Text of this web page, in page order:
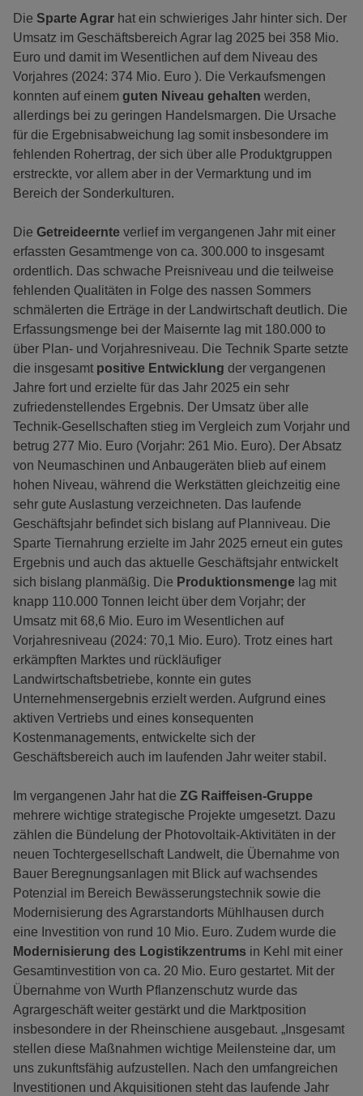
Die Sparte Agrar hat ein schwieriges Jahr hinter sich. Der
Umsatz im Geschäftsbereich Agrar lag 2025 bei 358 Mio.
Euro und damit im Wesentlichen auf dem Niveau des
Vorjahres (2024: 374 Mio. Euro ). Die Verkaufsmengen
konnten auf einem guten Niveau gehalten werden,
allerdings bei zu geringen Handelsmargen. Die Ursache
für die Ergebnisabweichung lag somit insbesondere im
fehlenden Rohertrag, der sich über alle Produktgruppen
erstreckte, vor allem aber in der Vermarktung und im
Bereich der Sonderkulturen.
Die Getreideernte verlief im vergangenen Jahr mit einer
erfassten Gesamtmenge von ca. 300.000 to insgesamt
ordentlich. Das schwache Preisniveau und die teilweise
fehlenden Qualitäten in Folge des nassen Sommers
schmälerten die Erträge in der Landwirtschaft deutlich. Die
Erfassungsmenge bei der Maisernte lag mit 180.000 to
über Plan- und Vorjahresniveau. Die Technik Sparte setzte
die insgesamt positive Entwicklung der vergangenen
Jahre fort und erzielte für das Jahr 2025 ein sehr
zufriedenstellendes Ergebnis. Der Umsatz über alle
Technik-Gesellschaften stieg im Vergleich zum Vorjahr und
betrug 277 Mio. Euro (Vorjahr: 261 Mio. Euro). Der Absatz
von Neumaschinen und Anbaugeräten blieb auf einem
hohen Niveau, während die Werkstätten gleichzeitig eine
sehr gute Auslastung verzeichneten. Das laufende
Geschäftsjahr befindet sich bislang auf Planniveau. Die
Sparte Tiernahrung erzielte im Jahr 2025 erneut ein gutes
Ergebnis und auch das aktuelle Geschäftsjahr entwickelt
sich bislang planmäßig. Die Produktionsmenge lag mit
knapp 110.000 Tonnen leicht über dem Vorjahr; der
Umsatz mit 68,6 Mio. Euro im Wesentlichen auf
Vorjahresniveau (2024: 70,1 Mio. Euro). Trotz eines hart
erkämpften Marktes und rückläufiger
Landwirtschaftsbetriebe, konnte ein gutes
Unternehmensergebnis erzielt werden. Aufgrund eines
aktiven Vertriebs und eines konsequenten
Kostenmanagements, entwickelte sich der
Geschäftsbereich auch im laufenden Jahr weiter stabil.
Im vergangenen Jahr hat die ZG Raiffeisen-Gruppe
mehrere wichtige strategische Projekte umgesetzt. Dazu
zählen die Bündelung der Photovoltaik-Aktivitäten in der
neuen Tochtergesellschaft Landwelt, die Übernahme von
Bauer Beregnungsanlagen mit Blick auf wachsendes
Potenzial im Bereich Bewässerungstechnik sowie die
Modernisierung des Agrarstandorts Mühlhausen durch
eine Investition von rund 10 Mio. Euro. Zudem wurde die
Modernisierung des Logistikzentrums in Kehl mit einer
Gesamtinvestition von ca. 20 Mio. Euro gestartet. Mit der
Übernahme von Wurth Pflanzenschutz wurde das
Agrargeschäft weiter gestärkt und die Marktposition
insbesondere in der Rheinschiene ausgebaut. „Insgesamt
stellen diese Maßnahmen wichtige Meilensteine dar, um
uns zukunftsfähig aufzustellen. Nach den umfangreichen
Investitionen und Akquisitionen steht das laufende Jahr